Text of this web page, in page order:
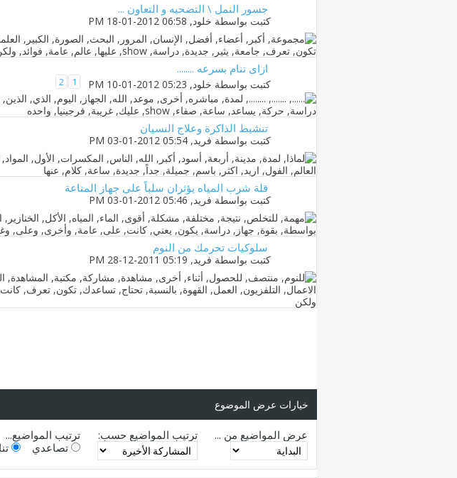
جسور النمل \ التضحيه و التعاون ...
كتبت بواسطة خلود‏, 18-01-2012 06:58 PM
ازاى تنام بسرعه ........
كتبت بواسطة خلود‏, 10-01-2012 05:23 PM
1
2
تنشيط الذاكرة وعلاج النسيان
كتبت بواسطة فريد‏, 03-01-2012 05:54 PM
قلة شرب المياه يؤثران سلباً على جهاز المناعة
كتبت بواسطة فريد‏, 03-01-2012 05:46 PM
سلوكيات تحرمك من النوم
كتبت بواسطة فريد‏, 28-12-2011 05:19 PM
خيارات عرض الموضوع
عرض المواضيع من ... ترتيب المواضيع حسب:
ترتيب المواضيع...
تصاعدي